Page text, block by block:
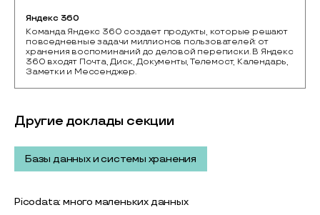
Яндекс 360
Команда Яндекс 360 создает продукты, которые решают
повседневные задачи миллионов пользователей: от
хранения воспоминаний до деловой переписки. В Яндекс
360 входят Почта, Диск, Документы, Телемост, Календарь,
Заметки и Мессенджер.
Другие доклады секции
Базы данных и системы хранения
Picodata: много маленьких данных